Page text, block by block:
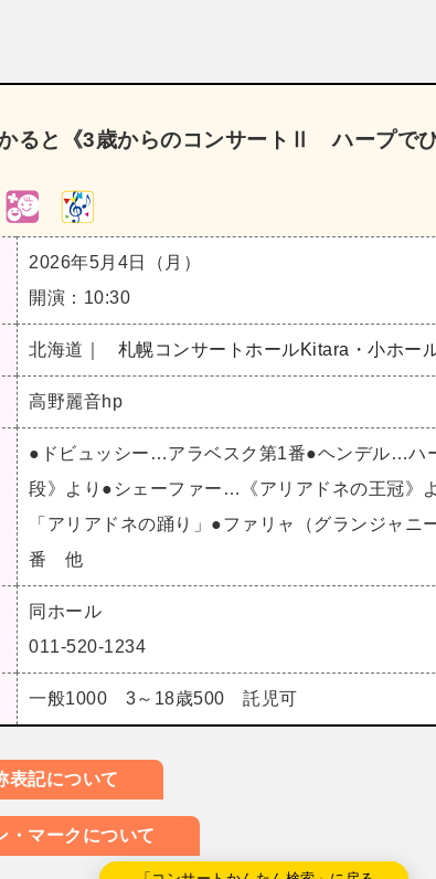
ると《3歳からのコンサートⅡ ハープでひ
2026年5月4日（月）
開演：10:30
北海道｜ 札幌コンサートホールKitara・小ホー
高野麗音hp
●ドビュッシー…アラベスク第1番●ヘンデル…ハ
段》より●シェーファー…《アリアドネの王冠》
「アリアドネの踊り」●ファリャ（グランジャ
番 他
同ホール
011-520-1234
一般1000 3～18歳500 託児可
表記について
・マークについて